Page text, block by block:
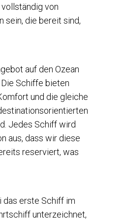
vollständig von
sein, die bereit sind,
auf den Ozean
Schiffe bieten
und die gleiche
Jedes Schiff wird
aus, dass wir diese
reserviert, was
das erste Schiff im
unterzeichnet,